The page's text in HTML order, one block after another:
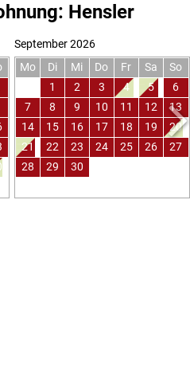
Hensler
September 2026
Mo
Di Mi Do Fr Sa
So
1
2 3 4 5
6
7
8 9 10 11 12
13
14
15 16 17 18 19
20
21
22 23 24 25 26
27
28
29 30